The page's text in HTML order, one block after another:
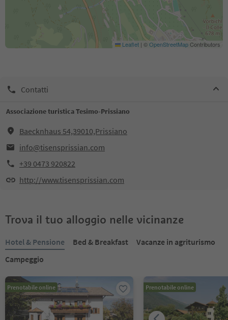
Leaflet | ©OpenStreetMapContributors
Contatti
Associazione turistica Tesimo-Prissiano
Baecknhaus 54,39010,Prissiano
info@tisensprissian.com
+39 0473 920822
http://www.tisensprissian.com
Trova il tuo alloggio nelle vicinanze
Hotel & Pensione Bed & Breakfast
Vacanze in agriturismo
Campeggio
Prenotabile online Prenotabile online